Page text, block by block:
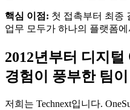
핵심 이점: 첫 접촉부터 최종
업무 모두가 하나의 플랫폼
2012년부터 디지
경험이 풍부한 팀
저희는 Technext입니다.